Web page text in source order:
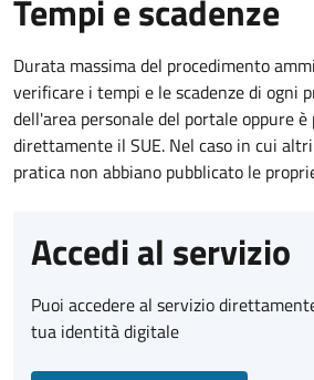
Tempi e scadenze
Durata massima del procedimento
verificare i tempi e le scadenze di ogni
dell'area personale del portale oppure
direttamente il SUE. Nel caso in cui
pratica non abbiano pubblicato le
Accedi al servizio
Puoi accedere al servizio
tua identità digitale